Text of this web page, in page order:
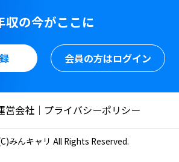
収の今がここに
会員の方はログイン
営会社 プライバシーポリシー
みんキャリ All Rights Reserved.